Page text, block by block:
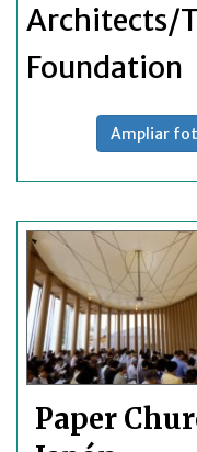
Architects/
Foundation
Ampliar
Paper